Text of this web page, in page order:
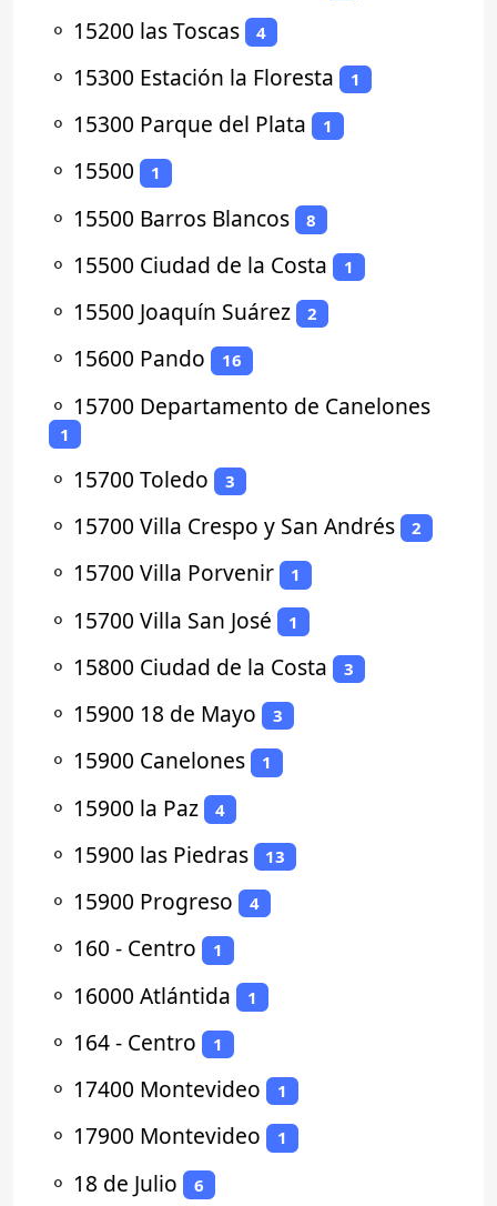
⚬ 15200 las Toscas 4
⚬ 15300 Estación la Floresta 1
⚬ 15300 Parque del Plata 1
⚬ 15500 1
⚬ 15500 Barros Blancos 8
⚬ 15500 Ciudad de la Costa 1
⚬ 15500 Joaquín Suárez 2
⚬ 15600 Pando 16
⚬ 15700 Departamento de Canelones
1
⚬ 15700 Toledo 3
⚬ 15700 Villa Crespo y San Andrés 2
⚬ 15700 Villa Porvenir 1
⚬ 15700 Villa San José 1
⚬ 15800 Ciudad de la Costa 3
⚬ 15900 18 de Mayo 3
⚬ 15900 Canelones 1
⚬ 15900 la Paz 4
⚬ 15900 las Piedras 13
⚬ 15900 Progreso 4
⚬ 160 - Centro 1
⚬ 16000 Atlántida 1
⚬ 164 - Centro 1
⚬ 17400 Montevideo 1
⚬ 17900 Montevideo 1
⚬ 18 de Julio 6